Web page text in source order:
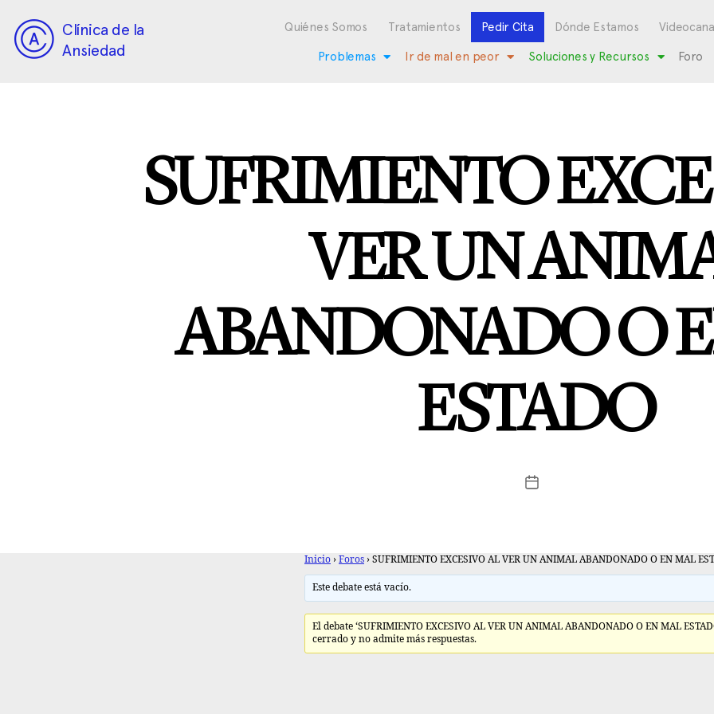
Clínica de la
Ansiedad
Quiénes Somos Tratamientos Pedir Cita Dónde Estamos
Problemas Ir de mal en peor Soluciones y Recursos Foro
SUFRIMIENTO
VER UN
ABANDONADO O
ESTADO
Inicio › Foros › SUFRIMIENTO EXCESIVO AL VER UN ANIMAL ABANDONADO O EN MAL
Este debate está vacío.
El debate ‘SUFRIMIENTO EXCESIVO AL VER UN ANIMAL ABANDONADO O EN MAL
cerrado y no admite más respuestas.